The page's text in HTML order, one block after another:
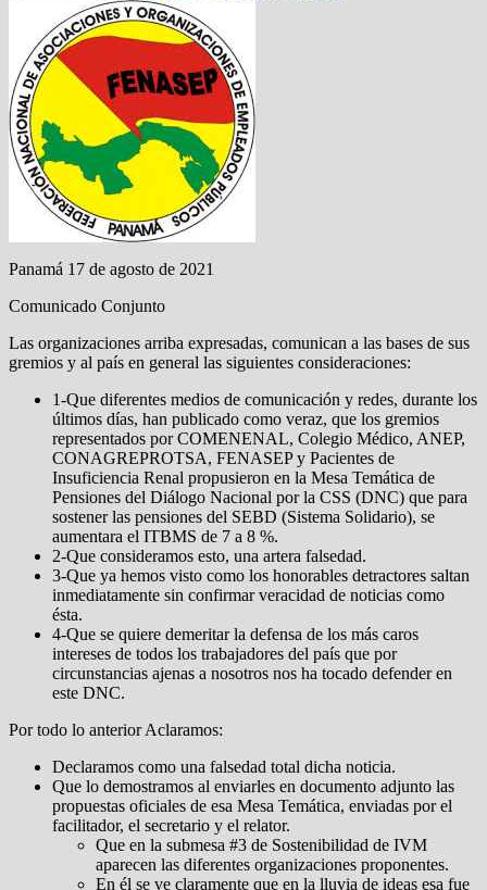
Panamá 17 de agosto de 2021
Comunicado Conjunto
Las organizaciones arriba expresadas, comunican a las bases de sus
gremios y al país en general las siguientes consideraciones:
1-Que diferentes medios de comunicación y redes, durante los
últimos días, han publicado como veraz, que los gremios
representados por COMENENAL, Colegio Médico, ANEP,
CONAGREPROTSA, FENASEP y Pacientes de
Insuficiencia Renal propusieron en la Mesa Temática de
Pensiones del Diálogo Nacional por la CSS (DNC) que para
sostener las pensiones del SEBD (Sistema Solidario), se
aumentara el ITBMS de 7 a 8 %.
2-Que consideramos esto, una artera falsedad.
3-Que ya hemos visto como los honorables detractores saltan
inmediatamente sin confirmar veracidad de noticias como
ésta.
4-Que se quiere demeritar la defensa de los más caros
intereses de todos los trabajadores del país que por
circunstancias ajenas a nosotros nos ha tocado defender en
este DNC.
Por todo lo anterior Aclaramos:
Declaramos como una falsedad total dicha noticia.
Que lo demostramos al enviarles en documento adjunto las
propuestas oficiales de esa Mesa Temática, enviadas por el
facilitador, el secretario y el relator.
Que en la submesa #3 de Sostenibilidad de IVM
aparecen las diferentes organizaciones proponentes.
En él se ve claramente que en la lluvia de ideas esa fue